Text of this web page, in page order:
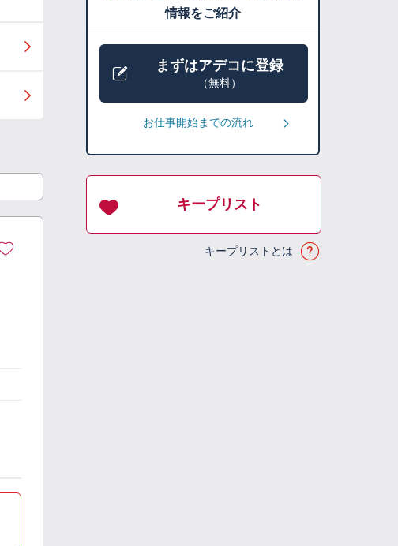
情報をご紹介
まずはアデコに登録
（無料）
お仕事開始までの流れ
キープリスト
キープリストとは